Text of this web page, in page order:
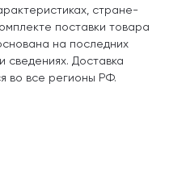
стране-
поставки товара
на последних
сведениях. Доставка
во все регионы РФ.